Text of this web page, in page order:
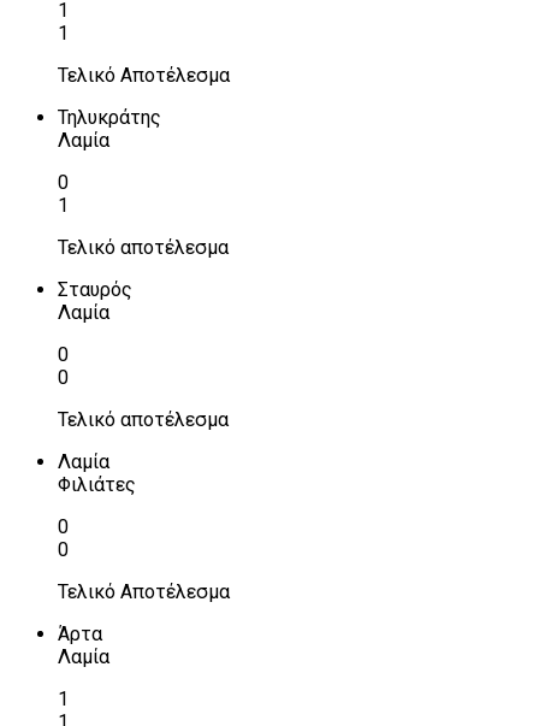
1
1
Τελικό Αποτέλεσμα
Τηλυκράτης
Λαμία
0
1
Τελικό αποτέλεσμα
Σταυρός
Λαμία
0
0
Τελικό αποτέλεσμα
Λαμία
Φιλιάτες
0
0
Τελικό Αποτέλεσμα
Άρτα
Λαμία
1